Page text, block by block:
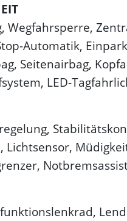
Wegfahrsperre,
Automatik,
Seitenairbag,
LED-
Lichtsensor,